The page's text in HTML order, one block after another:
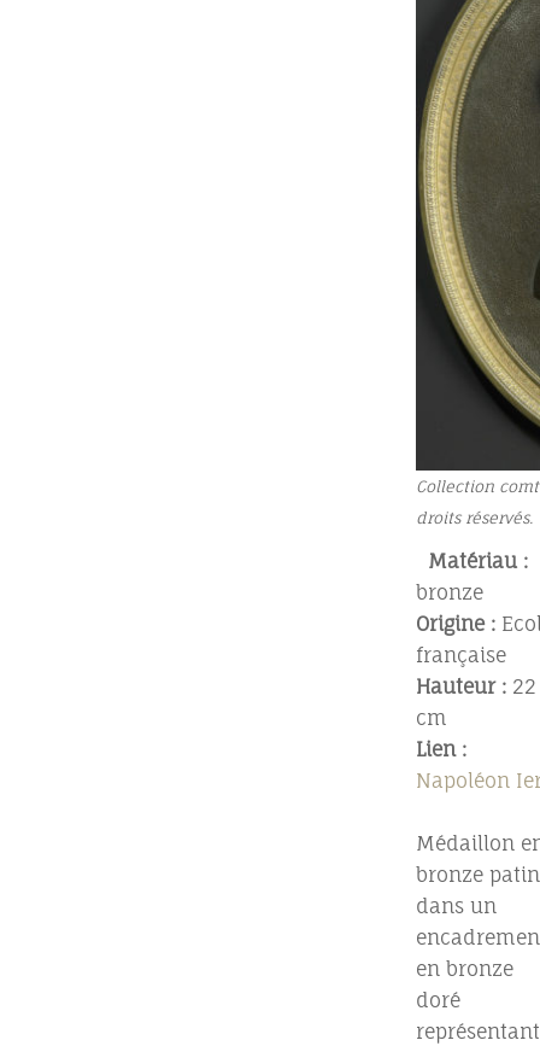
Collection
droits réservés.
Matériau :
bronze
Origine :
française
Hauteur : 22
cm
Lien :
Napoléon
Médaillon
bronze
dans un
en bronze
doré
représentant